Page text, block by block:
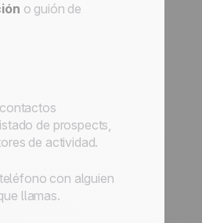
o guión de
de prospects,
de actividad.
con alguien
llamas.